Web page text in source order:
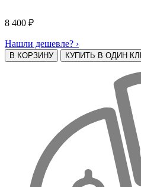
8 400 ₽
Нашли дешевле? ›
В КОРЗИНУ КУПИТЬ В ОДИН